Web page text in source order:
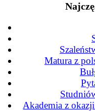
Matura z
Akademia z